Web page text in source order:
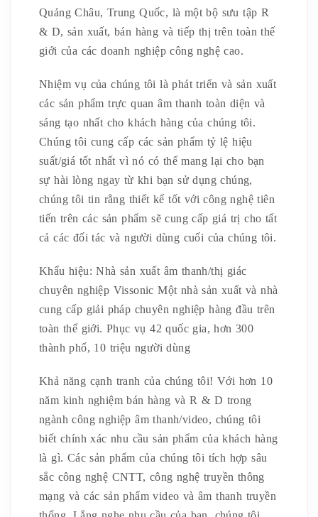
Quảng Châu, Trung Quốc, là một bộ sưu tập R
& D, sản xuất, bán hàng và tiếp thị trên toàn thế
giới của các doanh nghiệp công nghệ cao.
Nhiệm vụ của chúng tôi là phát triển và sản xuất
các sản phẩm trực quan âm thanh toàn diện và
sáng tạo nhất cho khách hàng của chúng tôi.
Chúng tôi cung cấp các sản phẩm tỷ lệ hiệu
suất/giá tốt nhất vì nó có thể mang lại cho bạn
sự hài lòng ngay từ khi bạn sử dụng chúng,
chúng tôi tin rằng thiết kế tốt với công nghệ tiên
tiến trên các sản phẩm sẽ cung cấp giá trị cho tất
cả các đối tác và người dùng cuối của chúng tôi.
Khẩu hiệu: Nhà sản xuất âm thanh/thị giác
chuyên nghiệp Vissonic Một nhà sản xuất và nhà
cung cấp giải pháp chuyên nghiệp hàng đầu trên
toàn thế giới. Phục vụ 42 quốc gia, hơn 300
thành phố, 10 triệu người dùng
Khả năng cạnh tranh của chúng tôi! Với hơn 10
năm kinh nghiệm bán hàng và R & D trong
ngành công nghiệp âm thanh/video, chúng tôi
biết chính xác nhu cầu sản phẩm của khách hàng
là gì. Các sản phẩm của chúng tôi tích hợp sâu
sắc công nghệ CNTT, công nghệ truyền thông
mạng và các sản phẩm video và âm thanh truyền